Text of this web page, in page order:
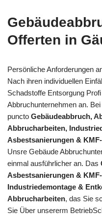
Offerten in
Persönliche Anforderungen
Nach ihren individuellen
Schadstoffe Entsorgung
Abbruchunternehmen an.
puncto Gebäudeabbruch,
Abbrucharbeiten,
Asbestsanierungen &
Unsre Gebäude
einmal ausführlicher an. Das
Asbestsanierungen &
Industriedemontage &
Abbrucharbeiten, das Sie
Sie Über unsererm